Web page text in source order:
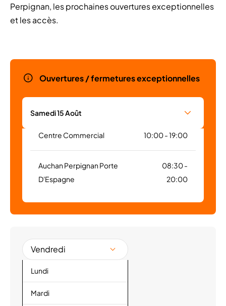
Perpignan, les prochaines ouvertures exceptionnelles
et les accès.
Vendredi
Lundi
Mardi
Ouvertures / fermetures exceptionnelles
Samedi 15 Août
Centre Commercial 10:00 - 19:00
Auchan Perpignan Porte
D'Espagne
08:30 -
20:00